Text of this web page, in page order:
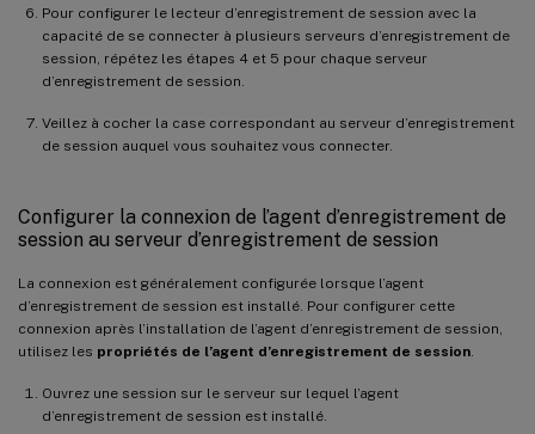
Pour configurer le lecteur d’enregistrement de session avec la
capacité de se connecter à plusieurs serveurs d’enregistrement de
session, répétez les étapes 4 et 5 pour chaque serveur
d’enregistrement de session.
Veillez à cocher la case correspondant au serveur d’enregistrement
de session auquel vous souhaitez vous connecter.
Configurer la connexion de l’agent d’enregistrement de
session au serveur d’enregistrement de session
La connexion est généralement configurée lorsque l’agent
d’enregistrement de session est installé. Pour configurer cette
connexion après l’installation de l’agent d’enregistrement de session,
utilisez les propriétés de l’agent d’enregistrement de session
Ouvrez une session sur le serveur sur lequel l’agent
d’enregistrement de session est installé.